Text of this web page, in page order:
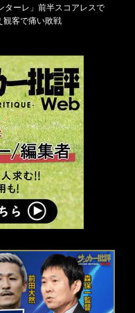
ターレ」前半スコアレスで
観客で痛い敗戦